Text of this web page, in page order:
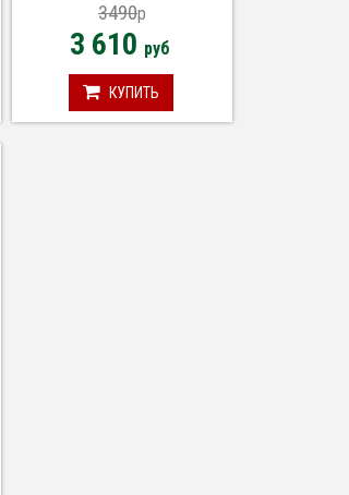
3490p
3 610 руб
КУПИТЬ